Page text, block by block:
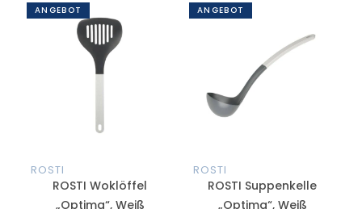
ANGEBOT
ROSTI
ROSTI Woklöffel
„Optima“, Weiß
ANGEBOT
ROSTI
ROSTI Suppenkelle
„Optima“, Weiß